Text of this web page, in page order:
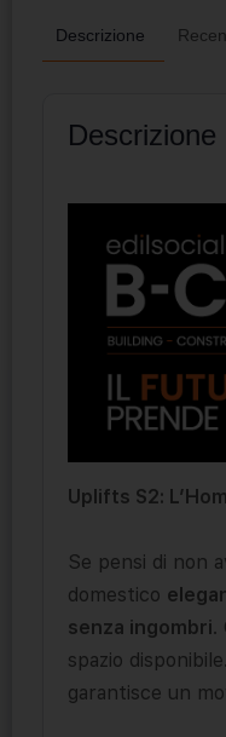
Descrizione
Descrizione
Uplifts S2:
Se pensi di non
domestico
senza ingombri.
spazio
garantisce un